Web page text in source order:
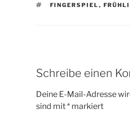
SCHLAGWÖRTER
FINGERSPIEL ,
Schreibe einen
Deine E-Mail-Adresse
sind mit* markiert